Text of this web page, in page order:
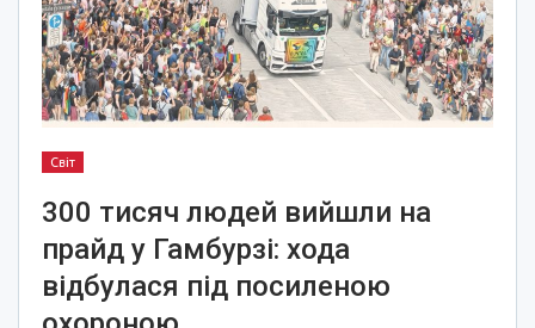
Світ
300 тисяч людей вийшли на
прайд у Гамбурзі: хода
відбулася під посиленою